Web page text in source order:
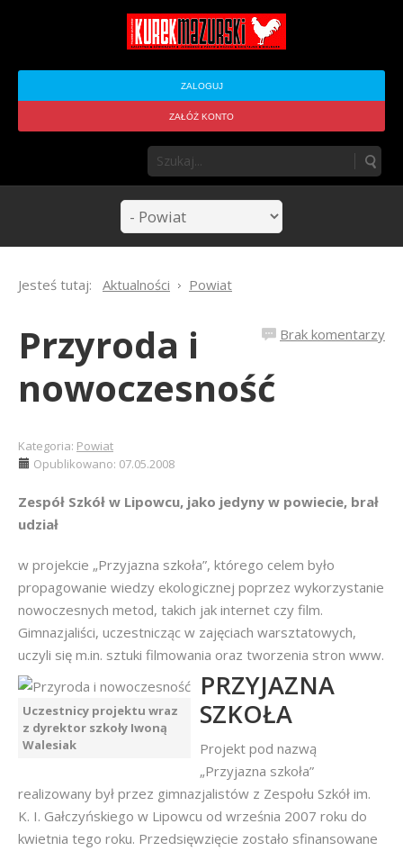
ZALOGUJ
ZAŁÓŻ KONTO
Jesteś tutaj: Aktualności Powiat
Brak komentarzy
Przyroda i
nowoczesność
Kategoria: Powiat
Opublikowano: 07.05.2008
Zespół Szkół w Lipowcu, jako jedyny w powiecie, brał
udział
w projekcie „Przyjazna szkoła”, którego celem było
propagowanie wiedzy ekologicznej poprzez wykorzystanie
nowoczesnych metod, takich jak internet czy film.
Gimnazjaliści, uczestnicząc w zajęciach warsztatowych,
uczyli się m.in. sztuki filmowania oraz tworzenia stron www.
Uczestnicy projektu wraz
z dyrektor szkoły Iwoną
Walesiak
PRZYJAZNA
SZKOŁA
Projekt pod nazwą
„Przyjazna szkoła”
realizowany był przez gimnazjalistów z Zespołu Szkół im.
K. I. Gałczyńskiego w Lipowcu od września 2007 roku do
kwietnia tego roku. Przedsięwzięcie zostało sfinansowane